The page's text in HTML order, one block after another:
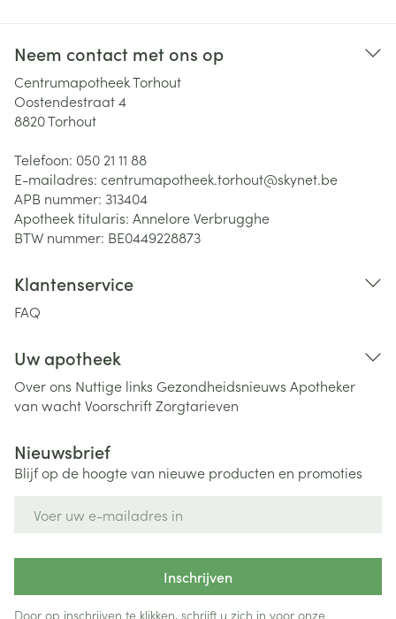
Neem contact met ons op
Centrumapotheek Torhout
Oostendestraat 4
8820Torhout
Telefoon: 050 21 11 88
E-mailadres: centrumapotheek.torhout@skynet.be
APB nummer: 313404
Apotheek titularis: Annelore Verbrugghe
BTW nummer: BE0449228873
Klantenservice
FAQ
Uw apotheek
Over ons Nuttige links Gezondheidsnieuws Apotheker
van wachtVoorschriftZorgtarieven
Nieuwsbrief
Blijf op de hoogte van nieuwe producten en promoties
Inschrijven
Door op inschrijven te klikken, schrijft u zich in voor onze